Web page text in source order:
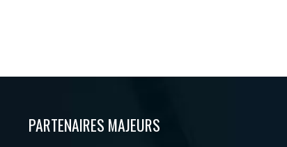
PARTENAIRES MAJEURS